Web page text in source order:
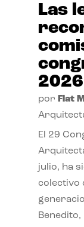
Las
2026
por Flat
El 29
julio, ha
colectivo
Benedito,